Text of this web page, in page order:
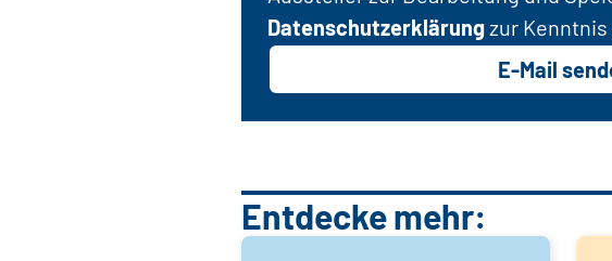
Datenschutzerklärungzur
E-Mail
Entdecke mehr: